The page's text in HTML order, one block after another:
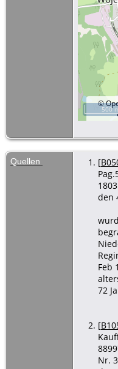
©
500
Quellen [
den
Feb
72
[
Nr.